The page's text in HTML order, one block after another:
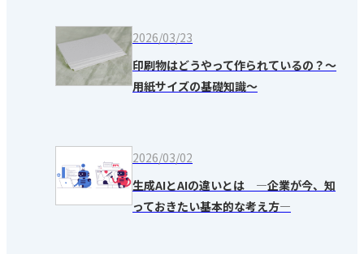
2026/03/23
印刷物はどうやって作られているの？～
用紙サイズの基礎知識～
2026/03/02
生成AIとAIの違いとは ―企業が今、知
っておきたい基本的な考え方―